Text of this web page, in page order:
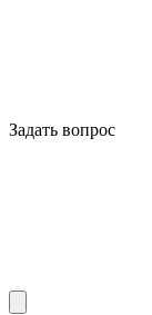
Задать вопрос